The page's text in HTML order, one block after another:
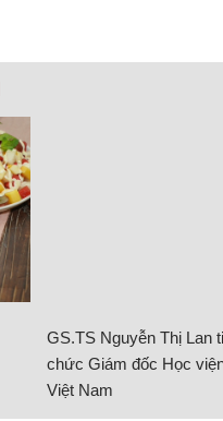
GS.TS Nguyễn Thị Lan
chức Giám đốc Học
Việt Nam